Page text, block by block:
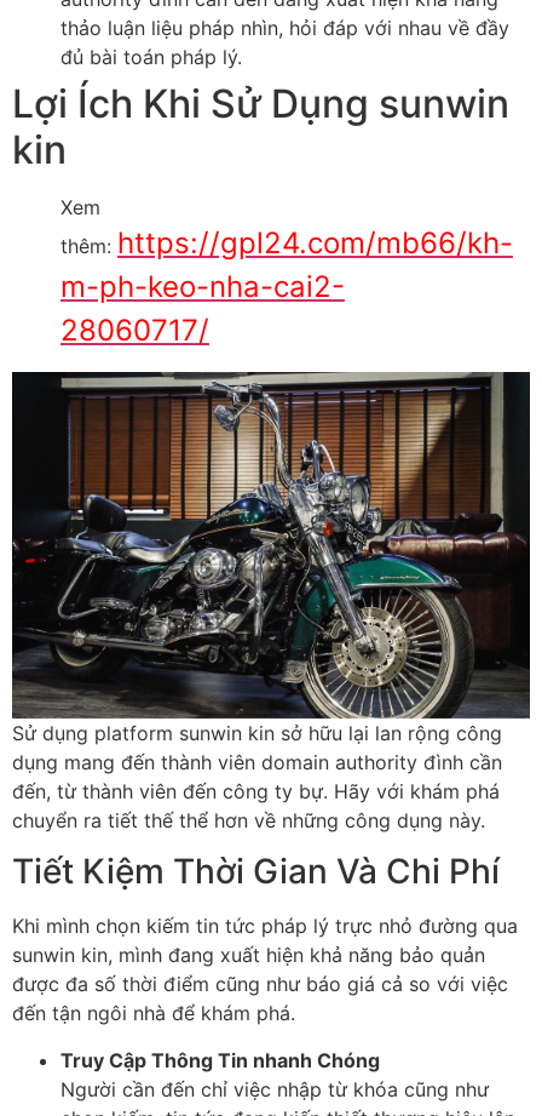
thảo luận liệu pháp nhìn, hỏi đáp với nhau về đầy
đủ bài toán pháp lý.
Lợi Ích Khi Sử Dụng sunwin
kin
Xem
thêm: https://gpl24.com/mb66/kh-
m-ph-keo-nha-cai2-
28060717/
Sử dụng platform sunwin kin sở hữu lại lan rộng công
dụng mang đến thành viên domain authority đình cần
đến, từ thành viên đến công ty bự. Hãy với khám phá
chuyển ra tiết thế thể hơn về những công dụng này.
Tiết Kiệm Thời Gian Và Chi Phí
Khi mình chọn kiếm tin tức pháp lý trực nhỏ đường qua
sunwin kin, mình đang xuất hiện khả năng bảo quản
được đa số thời điểm cũng như báo giá cả so với việc
đến tận ngôi nhà để khám phá.
Truy Cập Thông Tin nhanh Chóng
Người cần đến chỉ việc nhập từ khóa cũng như